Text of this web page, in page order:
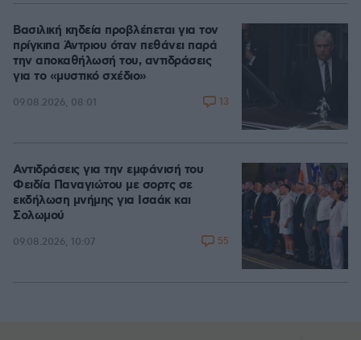
Βασιλική κηδεία προβλέπεται για τον
πρίγκιπα Άντριου όταν πεθάνει παρά
την αποκαθήλωσή του, αντιδράσεις
για το «μυστικό σχέδιο»
09.08.2026, 08:01 13
Αντιδράσεις για την εμφάνισή του
Φειδία Παναγιώτου με σορτς σε
εκδήλωση μνήμης για Ισαάκ και
Σολωμού
09.08.2026, 10:07 55